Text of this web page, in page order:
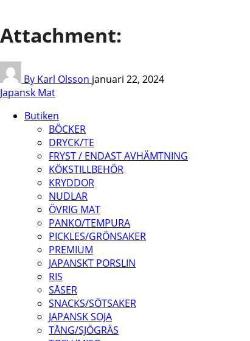
Attachment:
By Karl Olsson januari 22, 2024
Japansk Mat
Butiken
BÖCKER
DRYCK/TE
FRYST / ENDAST AVHÄMTNING
KÖKSTILLBEHÖR
KRYDDOR
NUDLAR
ÖVRIG MAT
PANKO/TEMPURA
PICKLES/GRÖNSAKER
PREMIUM
JAPANSKT PORSLIN
RIS
SÅSER
SNACKS/SÖTSAKER
JAPANSK SOJA
TÅNG/SJÖGRÄS